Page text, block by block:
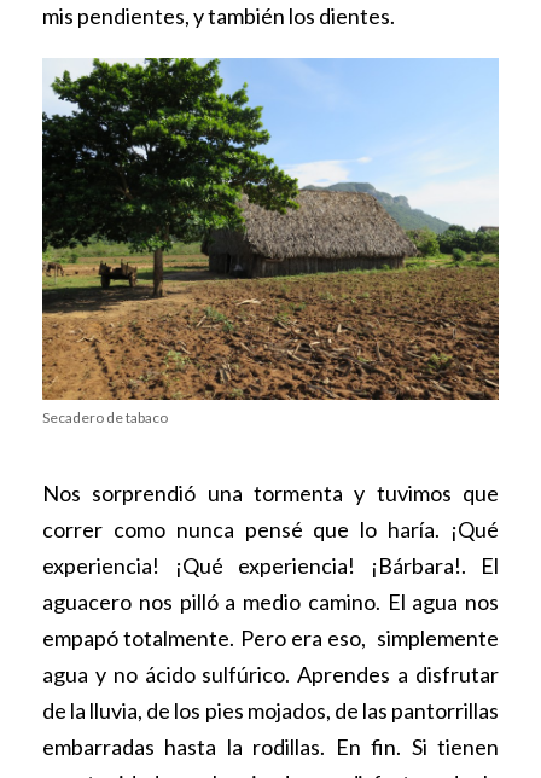
mis pendientes, y también los dientes.
Secadero de tabaco
Nos sorprendió una tormenta y tuvimos que
correr como nunca pensé que lo haría. ¡Qué
experiencia! ¡Qué experiencia! ¡Bárbara!. El
aguacero nos pilló a medio camino. El agua nos
empapó totalmente. Pero era eso, simplemente
agua y no ácido sulfúrico. Aprendes a disfrutar
de la lluvia, de los pies mojados, de las pantorrillas
embarradas hasta la rodillas. En fin. Si tienen